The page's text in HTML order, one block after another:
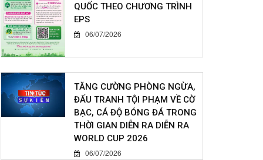
QUỐC THEO CHƯƠNG TRÌNH
EPS
06/07/2026
TĂNG CƯỜNG PHÒNG NGỪA,
ĐẤU TRANH TỘI PHẠM VỀ CỜ
BẠC, CÁ ĐỘ BÓNG ĐÁ TRONG
THỜI GIAN DIỄN RA DIỄN RA
WORLD CUP 2026
06/07/2026